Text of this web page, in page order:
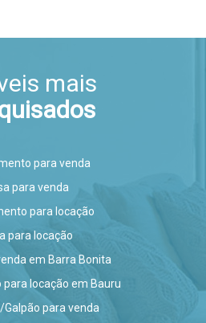
mais
para venda
para venda
para locação
para locação
em Barra Bonita
locação em Bauru
para venda